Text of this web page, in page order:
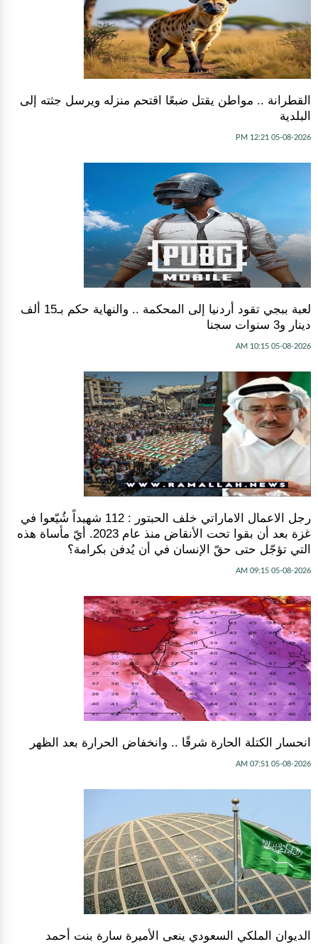
القطرانة .. مواطن يقتل ضبعًا اقتحم منزله ويرسل جثته إلى
البلدية
05-08-2026 12:21 PM
لعبة ببجي تقود أردنيا إلى المحكمة .. والنهاية حكم بـ15 ألف
دينار و3 سنوات سجنا
05-08-2026 10:15 AM
رجل الاعمال الاماراتي خلف الحبتور : 112 شهيداً شُيّعوا في
‫غزة‬ بعد أن بقوا تحت الأنقاض منذ عام 2023. أيّ مأساة هذه
التي تؤجّل حتى حقّ الإنسان في أن يُدفن بكرامة؟
05-08-2026 09:15 AM
انحسار الكتلة الحارة شرقًا .. وانخفاض الحرارة بعد الظهر
05-08-2026 07:51 AM
الديوان الملكي السعودي ينعى الأميرة سارة بنت أحمد